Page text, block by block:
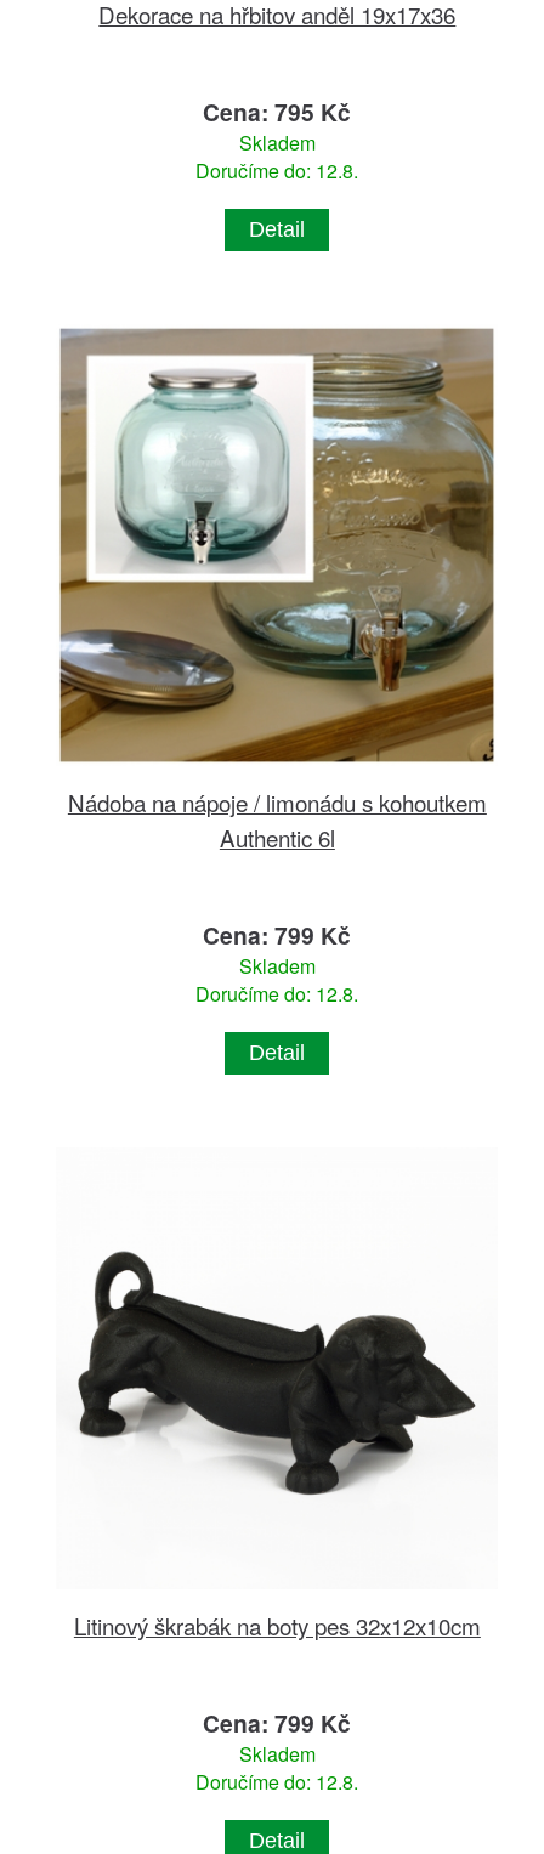
Dekorace na hřbitov anděl 19x17x36
Cena: 795 Kč
Skladem
Doručíme do: 12.8.
Detail
Nádoba na nápoje / limonádu s kohoutkem
Authentic 6l
Cena: 799 Kč
Skladem
Doručíme do: 12.8.
Detail
Litinový škrabák na boty pes 32x12x10cm
Cena: 799 Kč
Skladem
Doručíme do: 12.8.
Detail